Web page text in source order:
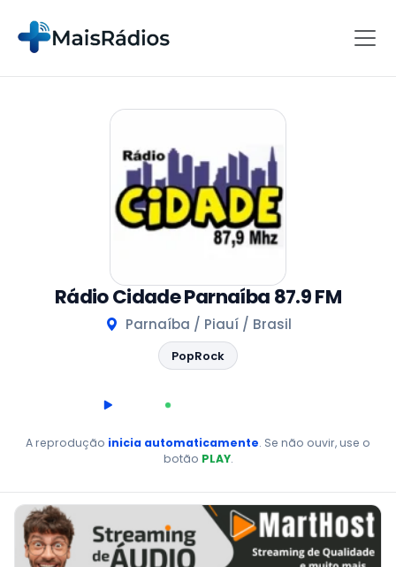
Rádio Cidade Parnaíba 87.9 FM
Parnaíba / Piauí / Brasil
PopRock
AO VIVO
A reprodução inicia automaticamente. Se não ouvir, use o
botão PLAY.